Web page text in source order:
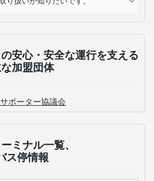
安心・安全な運行を支える
加盟団体
ポーター協議会
ミナル一覧、
ス停情報